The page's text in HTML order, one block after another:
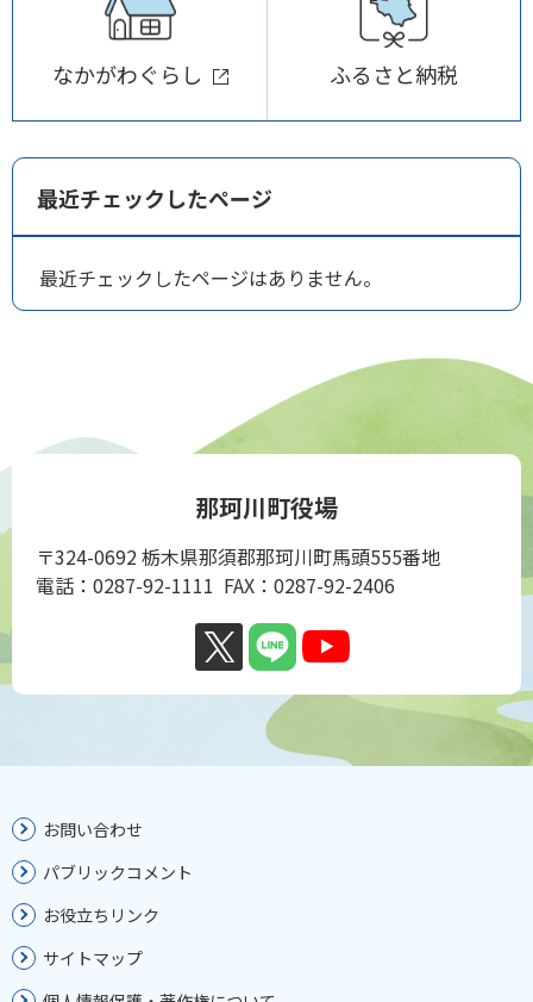
なかがわぐらし ふるさと納税
最近チェックしたページ
最近チェックしたページはありません。
那珂川町役場
〒324-0692 栃木県那須郡那珂川町馬頭555番地
電話：0287-92-1111 FAX：0287-92-2406
お問い合わせ
パブリックコメント
お役立ちリンク
サイトマップ